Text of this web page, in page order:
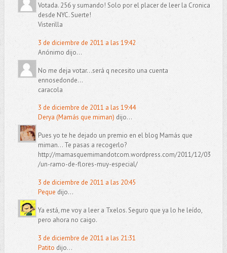
Votada. 256 y sumando! Solo por el placer de leer la Cronica
desde NYC. Suerte!
Visterilla
3 de diciembre de 2011 a las 19:42
Anónimo dijo...
No me deja votar...será q necesito una cuenta
ennosedonde...
caracola
3 de diciembre de 2011 a las 19:44
Derya (Mamás que miman) dijo...
Pues yo te he dejado un premio en el blog Mamás que
miman... Te pasas a recogerlo?
http://mamasquemimandotcom.wordpress.com/2011/12/03
/un-ramo-de-flores-muy-especial/
3 de diciembre de 2011 a las 20:45
Peque dijo...
Ya está, me voy a leer a Txelos. Seguro que ya lo he leído,
pero ahora no caigo.
3 de diciembre de 2011 a las 21:31
Patito dijo...